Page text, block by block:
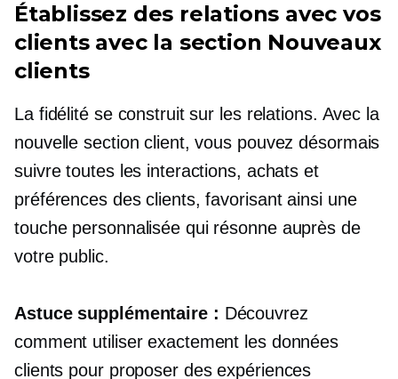
Établissez des relations avec vos
clients avec la section Nouveaux
clients
La fidélité se construit sur les relations. Avec la
nouvelle section client, vous pouvez désormais
suivre toutes les interactions, achats et
préférences des clients, favorisant ainsi une
touche personnalisée qui résonne auprès de
votre public.
Astuce supplémentaire : Découvrez
comment utiliser exactement les données
clients pour proposer des expériences